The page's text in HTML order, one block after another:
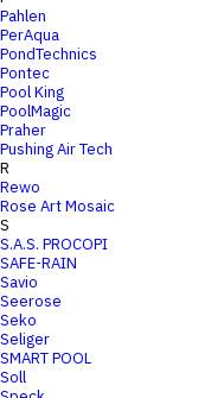
Pahlen
PerAqua
PondTechnics
Pontec
Pool King
PoolMagic
Praher
Pushing Air Tech
R
Rewo
Rose Art Mosaic
S
S.A.S. PROCOPI
SAFE-RAIN
Savio
Seerose
Seko
Seliger
SMART POOL
Soll